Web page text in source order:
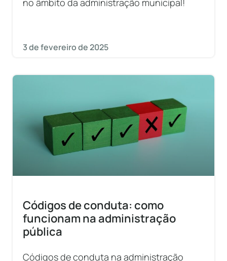
no âmbito da administração municipal!
3 de fevereiro de 2025
Códigos de conduta: como
funcionam na administração
pública
Códigos de conduta na administração